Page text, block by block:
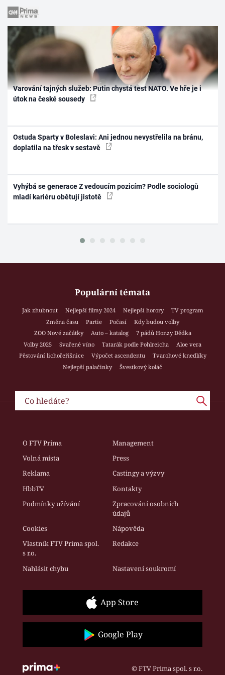
Varování tajných služeb: Putin chystá test NATO. Ve hře je i
útok na české sousedy
Ostuda Sparty v Boleslavi: Ani jednou nevystřelila na bránu,
doplatila na třesk v sestavě
Vyhýbá se generace Z vedoucím pozicím? Podle sociologů
mladí kariéru obětují jistotě
Populární témata
Jak zhubnout Nejlepší filmy 2024 Nejlepší horory
TV program
Změna času
Partie Počasí
Kdy budou volby
ZOO Nové začátky
Auto – katalog
7 pádů Honzy Dědka
Volby 2025
Svařené víno Tatarák podle Pohlreicha
Aloe vera
Pěstování lichořeřišnice
Výpočet ascendentu
Tvarohové knedlíky
Nejlepší palačinky
Švestkový koláč
O FTV Prima
Management
Volná místa
Press
Reklama
Castingy a výzvy
HbbTV
Kontakty
Podmínky užívání
Zpracování osobních
údajů
Cookies
Nápověda
Vlastník FTV Prima spol.
s r.o.
Redakce
Nahlásit chybu Nastavení soukromí
App Store
Google Play
© FTV Prima spol. s r.o.